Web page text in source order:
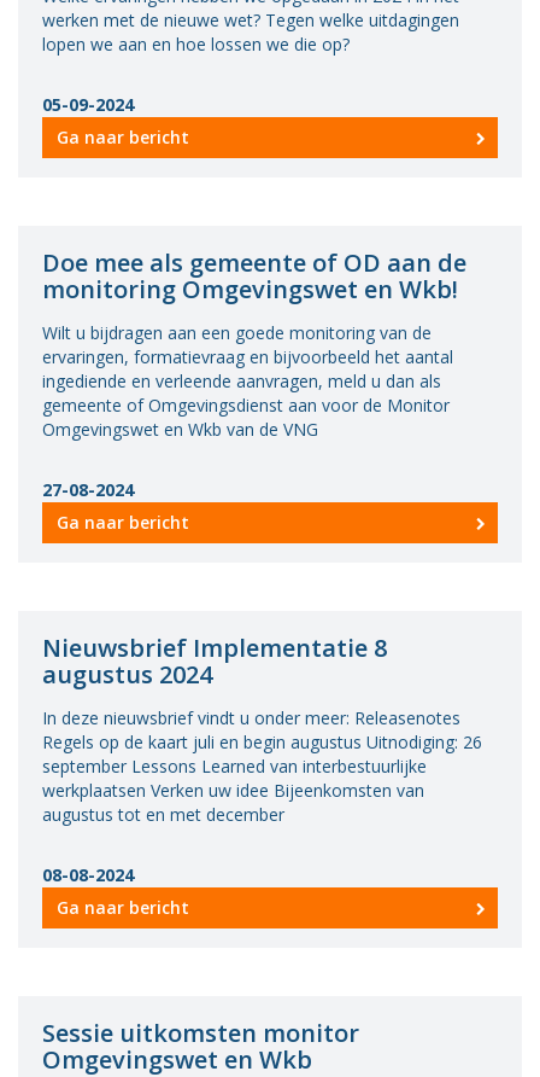
werken met de nieuwe wet? Tegen welke uitdagingen
lopen we aan en hoe lossen we die op?
05-09-2024
Ga naar bericht
Doe mee als gemeente of OD aan de
monitoring Omgevingswet en Wkb!
Wilt u bijdragen aan een goede monitoring van de
ervaringen, formatievraag en bijvoorbeeld het aantal
ingediende en verleende aanvragen, meld u dan als
gemeente of Omgevingsdienst aan voor de Monitor
Omgevingswet en Wkb van de VNG
27-08-2024
Ga naar bericht
Nieuwsbrief Implementatie 8
augustus 2024
In deze nieuwsbrief vindt u onder meer: Releasenotes
Regels op de kaart juli en begin augustus Uitnodiging: 26
september Lessons Learned van interbestuurlijke
werkplaatsen Verken uw idee Bijeenkomsten van
augustus tot en met december
08-08-2024
Ga naar bericht
Sessie uitkomsten monitor
Omgevingswet en Wkb